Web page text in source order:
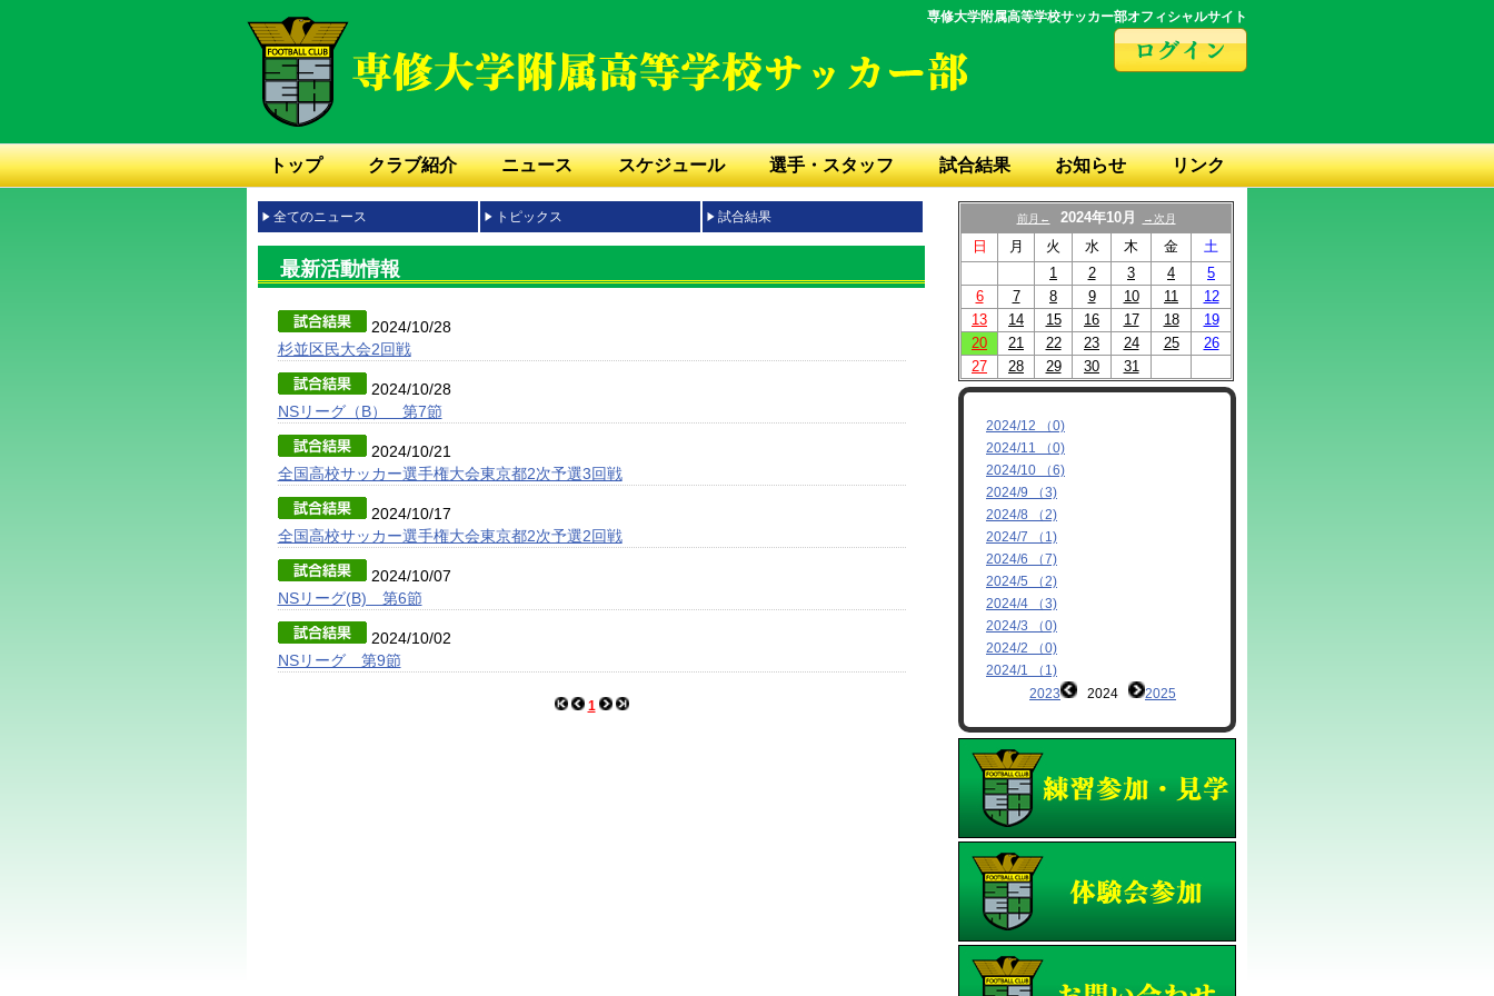
専修大学附属高等学校サッカー部オフィシャルサイト
トップ クラブ紹介 ニュース スケジュール 選手・スタッフ 試合結果 お知らせ リンク
全てのニュース トピックス 試合結果
最新活動情報
2024/10/28
杉並区民大会2回戦
2024/10/28
NSリーグ（B） 第7節
2024/10/21
全国高校サッカー選手権大会東京都2次予選3回戦
2024/10/17
全国高校サッカー選手権大会東京都2次予選2回戦
2024/10/07
NSリーグ(B) 第6節
2024/10/02
NSリーグ 第9節
1
前月← 2024年10月 →次月
日 月 火 水 木 金
土
1
2 3 4
5
6
7 8 9 10 11
12
13
14 15 16 17 18
19
20
21 22 23 24 25
26
27
28 29 30 31
2024/12 （0)
2024/11 （0)
2024/10 （6)
2024/9 （3)
2024/8 （2)
2024/7 （1)
2024/6 （7)
2024/5 （2)
2024/4 （3)
2024/3 （0)
2024/2 （0)
2024/1 （1)
2023
2024 2025